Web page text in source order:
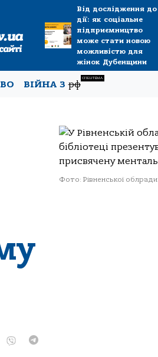
Від дослідження до
дії: як соціальне
підприємництво
може стати новою
можливістю для
жінок Дубенщини
ВІЙНА Зрф
СПЕЦТЕМА
Фото: Рівненської облради